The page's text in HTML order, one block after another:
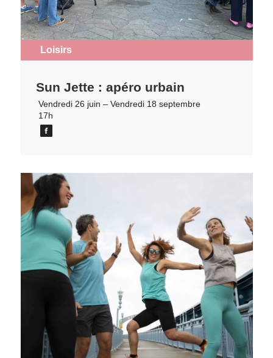
Loisirs
Sun Jette : apéro urbain
Vendredi 26 juin – Vendredi 18 septembre
17h